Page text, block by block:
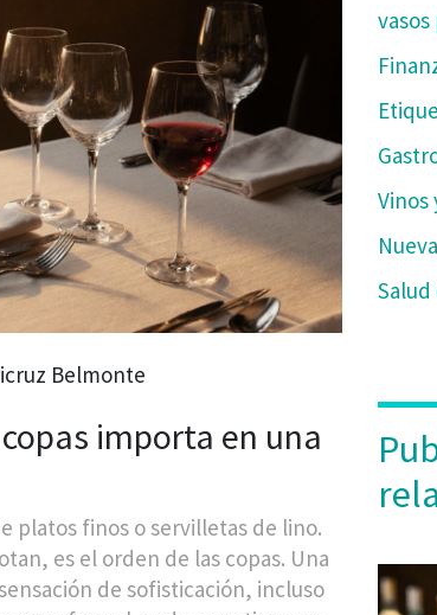
Belmonte
importa en una
platos finos o servilletas de lino.
es el orden de las copas. Una
de sofisticación, incluso
Vinos